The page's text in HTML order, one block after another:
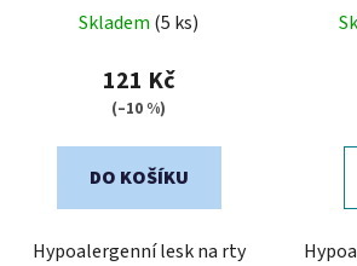
Skladem (5 ks)
121 Kč
(–10 %)
DO KOŠÍKU
Hypoalergenní lesk na rty